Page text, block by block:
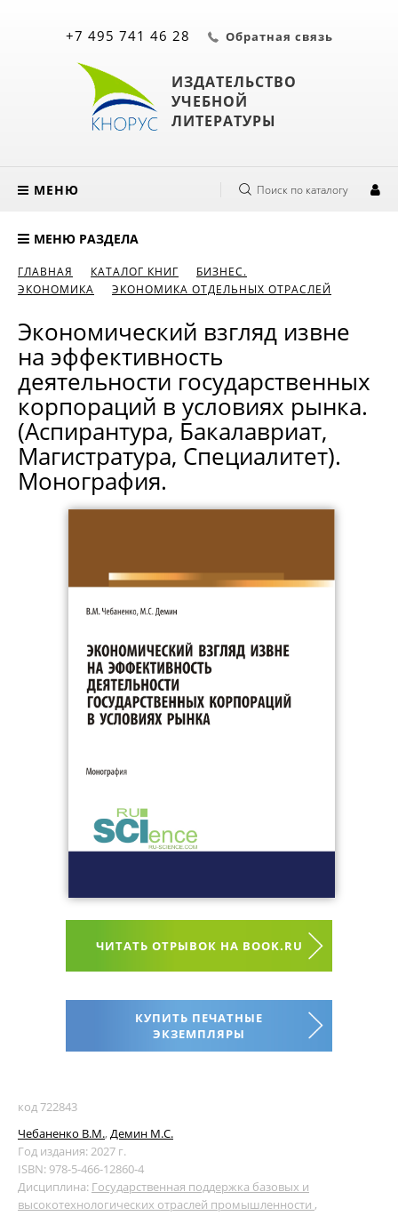
ИЗДАТЕЛЬСТВО
УЧЕБНОЙ
ЛИТЕРАТУРЫ
+7 495 741 46 28 Обратная связь
МЕНЮ Поиск по каталогу
МЕНЮ РАЗДЕЛА
ГЛАВНАЯ КАТАЛОГ КНИГ
БИЗНЕС.
ЭКОНОМИКА
ЭКОНОМИКА ОТДЕЛЬНЫХ ОТРАСЛЕЙ
Экономический взгляд извне
на эффективность
деятельности государственных
корпораций в условиях рынка.
(Аспирантура, Бакалавриат,
Магистратура, Специалитет).
Монография.
ЧИТАТЬ ОТРЫВОК НА BOOK.RU
КУПИТЬ ПЕЧАТНЫЕ
ЭКЗЕМПЛЯРЫ
код 722843
Чебаненко В.М., Демин М.С.
Год издания: 2027 г.
ISBN: 978-5-466-12860-4
Дисциплина: Государственная поддержка базовых и
высокотехнологических отраслей промышленности ,